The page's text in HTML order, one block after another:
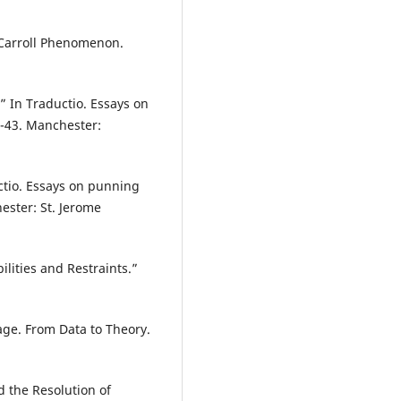
Phenomenon.
In Traductio. Essays on
Manchester:
Essays on punning
St. Jerome
and Restraints.”
From Data to Theory.
the Resolution of